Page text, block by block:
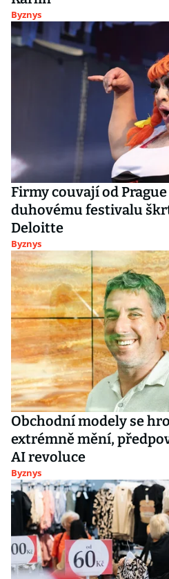
Byznys
Firmy couvají od
duhovému festivalu
Deloitte
Byznys
Obchodní modely se
extrémně mění,
AI revoluce
Byznys